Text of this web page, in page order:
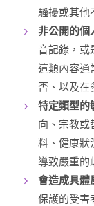
騷擾或其他
非公開的個
音記錄，或
這類內容通
否、以及在
特定類型的
向、宗教或
料、健康狀
導致嚴重的
會造成具體
保護的受害